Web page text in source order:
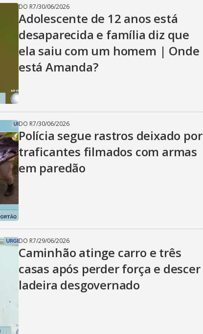
DO R7/30/06/2026
Adolescente de 12 anos está
desaparecida e família diz que
ela saiu com um homem | Onde
está Amanda?
DO R7/30/06/2026
Polícia segue rastros deixado por
traficantes filmados com armas
em paredão
DO R7/29/06/2026
Caminhão atinge carro e três
casas após perder força e descer
ladeira desgovernado